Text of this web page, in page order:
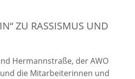
ZU RASSISMUS UND
Hermannstraße, der AWO
die Mitarbeiterinnen und